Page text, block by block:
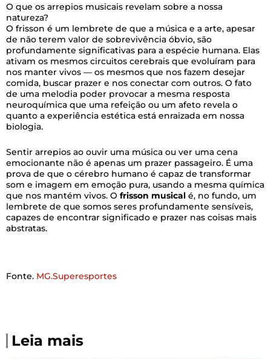
O que os arrepios musicais revelam sobre a nossa
natureza?
O frisson é um lembrete de que a música e a arte, apesar
de não terem valor de sobrevivência óbvio, são
profundamente significativas para a espécie humana. Elas
ativam os mesmos circuitos cerebrais que evoluíram para
nos manter vivos — os mesmos que nos fazem desejar
comida, buscar prazer e nos conectar com outros. O fato
de uma melodia poder provocar a mesma resposta
neuroquímica que uma refeição ou um afeto revela o
quanto a experiência estética está enraizada em nossa
biologia.
Sentir arrepios ao ouvir uma música ou ver uma cena
emocionante não é apenas um prazer passageiro. É uma
prova de que o cérebro humano é capaz de transformar
som e imagem em emoção pura, usando a mesma química
que nos mantém vivos. O frisson musical é, no fundo, um
lembrete de que somos seres profundamente sensíveis,
capazes de encontrar significado e prazer nas coisas mais
abstratas.
Fonte. MG.Superesportes
Leia mais